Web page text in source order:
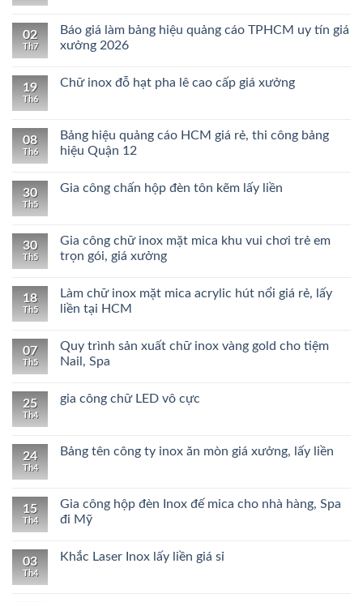
02
Th7
Báo giá làm bảng hiệu quảng cáo TPHCM uy tín giá
xưởng 2026
19
Th6
Chữ inox đỗ hạt pha lê cao cấp giá xưởng
08
Th6
Bảng hiệu quảng cáo HCM giá rẻ, thi công bảng
hiệu Quận 12
30
Th5
Gia công chấn hộp đèn tôn kẽm lấy liền
30
Th5
Gia công chữ inox mặt mica khu vui chơi trẻ em
trọn gói, giá xưởng
18
Th5
Làm chữ inox mặt mica acrylic hút nổi giá rẻ, lấy
liền tại HCM
07
Th5
Quy trình sản xuất chữ inox vàng gold cho tiệm
Nail, Spa
25
Th4
gia công chữ LED vô cực
24
Th4
Bảng tên công ty inox ăn mòn giá xưởng, lấy liền
15
Th4
Gia công hộp đèn Inox đế mica cho nhà hàng, Spa
đi Mỹ
03
Th4
Khắc Laser Inox lấy liền giá sỉ